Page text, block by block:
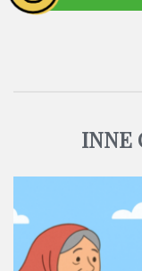
INNE